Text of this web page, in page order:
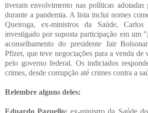
tiveram envolvimento nas políticas adotadas
durante a pandemia. A lista inclui nomes
Queiroga, ex-ministros da Saúde, Carlos
investigado por suposta participação em um
aconselhamento do presidente Jair
Pfizer, que teve negociações para a venda de
pelo governo federal. Os indiciados
crimes, desde corrupção até crimes contra a
Relembre alguns deles:
Eduardo Pazuello: ex-ministro da Saúde